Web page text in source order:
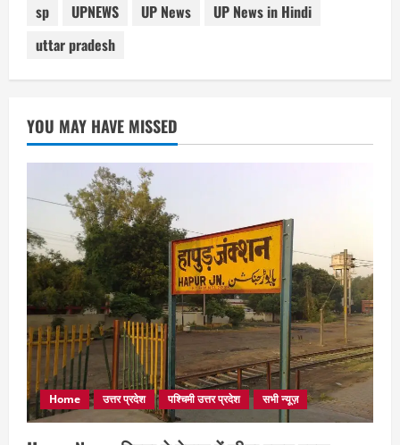
sp
UPNEWS UP News
UP News in Hindi
uttar pradesh
YOU MAY HAVE MISSED
Home उत्तर प्रदेश पश्चिमी उत्तर प्रदेश सभी न्यूज़